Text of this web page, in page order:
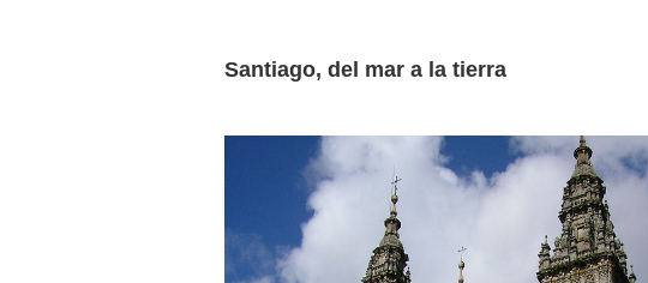
Santiago, del mar a la tierra